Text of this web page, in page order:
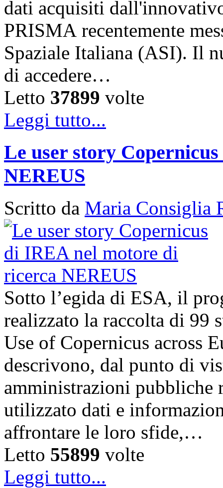
dati acquisiti
PRISMA recentemente
Spaziale Italiana (ASI). Il
di accedere…
Letto 37899 volte
Leggi tutto...
Le user story
NEREUS
Scritto da Maria Consiglia
Sotto l’egida di ESA, il
realizzato la raccolta di 99
Use of Copernicus across
descrivono, dal punto di
amministrazioni pubbliche
utilizzato dati e
affrontare le loro sfide,…
Letto 55899 volte
Leggi tutto...